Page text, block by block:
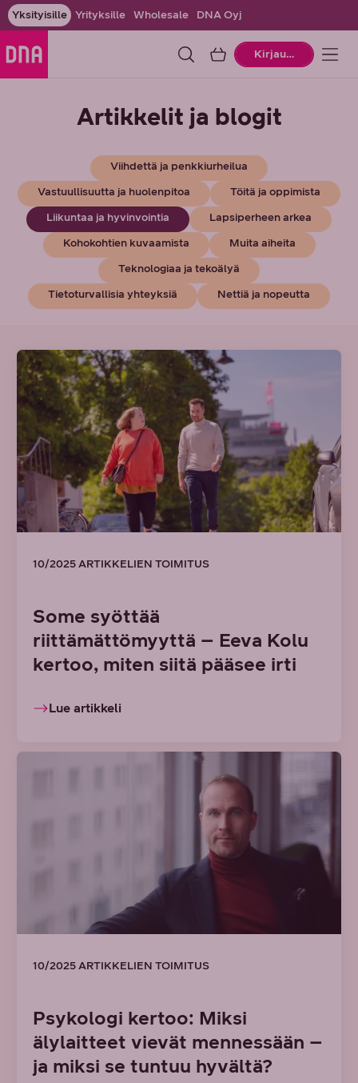
Yksityisille Yrityksille Wholesale DNA Oyj
OstoskoriKirjaudu
Artikkelit ja blogit
Viihdettä ja penkkiurheilua
Vastuullisuutta ja huolenpitoa
Töitä ja oppimista
Liikuntaa ja hyvinvointia
Lapsiperheen arkea
Kohokohtien kuvaamista
Muita aiheita
Teknologiaa ja tekoälyä
Tietoturvallisia yhteyksiä
Nettiä ja nopeutta
10/2025 ARTIKKELIEN TOIMITUS
Some syöttää
riittämättömyyttä – Eeva Kolu
kertoo, miten siitä pääsee irti
Lue artikkeli
10/2025 ARTIKKELIEN TOIMITUS
Psykologi kertoo: Miksi
älylaitteet vievät mennessään –
ja miksi se tuntuu hyvältä?